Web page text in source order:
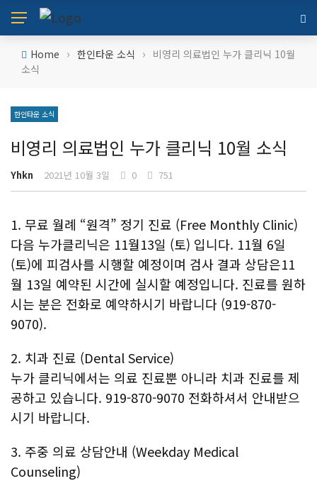
Home › 한인타운 소식 › 비영리 의료법인 누가 클리닉 10월
소식
한인타운 소식
비영리 의료법인 누가 클리닉 10월 소식
Yhkn 2021년 10월 3일 0 751
1. 무료 월례 “원격” 정기 진료 (Free Monthly Clinic)
다음 누가클리닉은 11월13일 (토) 입니다. 11월 6일
(토)에 피검사를 시행할 예정이며 검사 결과 상담은11
월 13일 예약된 시간에 실시할 예정입니다. 진료를 원하
시는 분은 전화로 예약하시기 바랍니다 (919-870-
9070).
2. 치과 진료 (Dental Service)
누가 클리닉에서는 의료 진료뿐 아니라 치과 진료를 제
공하고 있습니다. 919-870-9070 전화하셔서 안내받으
시기 바랍니다.
3. 주중 의료 상담안내 (Weekday Medical
Counseling)